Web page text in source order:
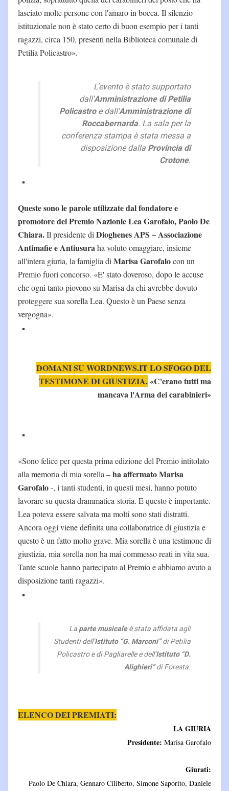
lasciato molte persone con l'amaro in bocca. Il silenzio
istituzionale non è stato certo di buon esempio per i tanti
ragazzi, circa 150, presenti nella Biblioteca comunale di
Petilia Policastro».
L'evento è stato supportato
dall'Amministrazione di Petilia
Policastroe dall'Amministrazione di
Roccabernarda. La sala per la
conferenza stampa è stata messa a
disposizione dalla Provincia di
Crotone.
Queste sono le parole utilizzate dal fondatore e
promotore del Premio Nazionle Lea Garofalo, Paolo De
Chiara.Il presidente diDioghenes APS – Associazione
Antimafie e Antiusuraha voluto omaggiare, insieme
all'intera giuria, la famiglia diMarisa Garofalocon un
Premio fuori concorso. «E' stato doveroso, dopo le accuse
che ogni tanto piovono su Marisa da chi avrebbe dovuto
proteggere sua sorella Lea. Questo è un Paese senza
vergogna».
DOMANI SU WORDNEWS.IT LO SFOGO DEL
TESTIMONE DI GIUSTIZIA.«C'erano tutti ma
mancava l'Arma dei carabinieri»
«Sono felice per questa prima edizione del Premio intitolato
alla memoria di mia sorella –ha affermato Marisa
Garofalo-, i tanti studenti, in questi mesi, hanno potuto
lavorare su questa drammatica storia. E questo è importante.
Lea poteva essere salvata ma molti sono stati distratti.
Ancora oggi viene definita una collaboratrice di giustizia e
questo è un fatto molto grave. Mia sorella è una testimone di
giustizia, mia sorella non ha mai commesso reati in vita sua.
Tante scuole hanno partecipato al Premio e abbiamo avuto a
disposizione tanti ragazzi».
Laparte musicaleè stata affidata agli
Studenti dell’Istituto “G. Marconi”di Petilia
Policastro e di Pagliarelle e dell’Istituto “D.
Alighieri”di Foresta.
ELENCO DEI PREMIATI:
LA GIURIA
Presidente: Marisa Garofalo
Giurati:
Paolo De Chiara, Gennaro Ciliberto, Simone Saporito, Daniele